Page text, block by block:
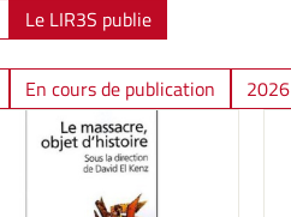
Le LIR3S publie
En cours de publication 2026